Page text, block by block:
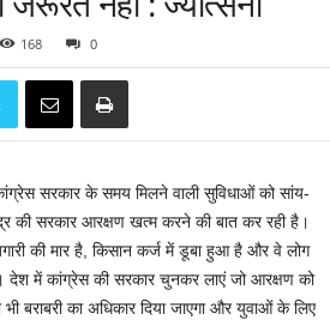
168 0
सरकार के समय मिलने वाली सुविधाओं को सांय-
की सरकार आरक्षण खत्म करने की बात कर रही है।
की मार है, किसान कर्ज में डूबा हुआ है और वे लोग
देश में कांग्रेस की सरकार चुनकर लाएं जो आरक्षण को
बराबरी का अधिकार दिया जाएगा और युवाओं के लिए